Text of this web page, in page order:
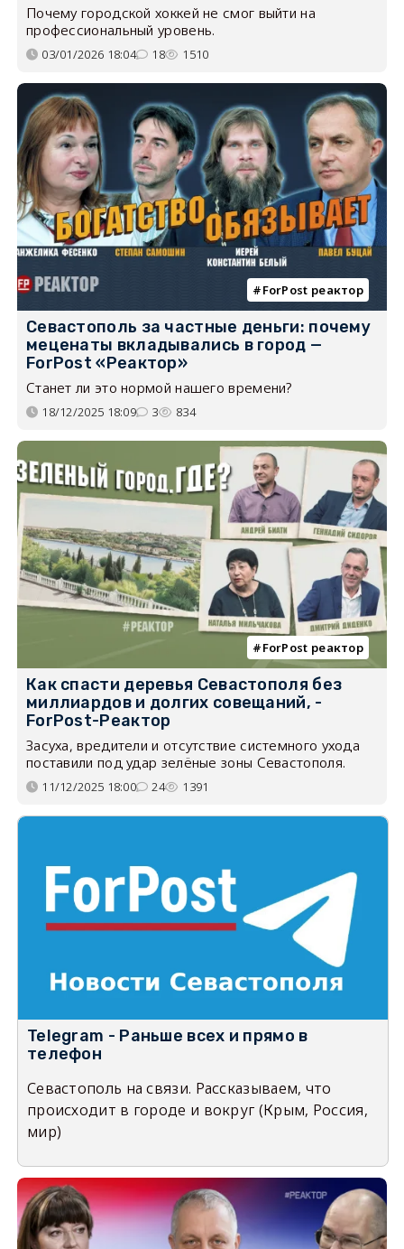
Почему городской хоккей не смог выйти на
профессиональный уровень.
03/01/2026 18:04 18 1510
ForPost реактор
Севастополь за частные деньги: почему
меценаты вкладывались в город —
ForPost «Реактор»
Станет ли это нормой нашего времени?
18/12/2025 18:09 3 834
ForPost реактор
Как спасти деревья Севастополя без
миллиардов и долгих совещаний, -
ForPost-Реактор
Засуха, вредители и отсутствие системного ухода
поставили под удар зелёные зоны Севастополя.
11/12/2025 18:00 24 1391
Telegram - Раньше всех и прямо в
телефон
Севастополь на связи. Рассказываем, что
происходит в городе и вокруг (Крым, Россия,
мир)